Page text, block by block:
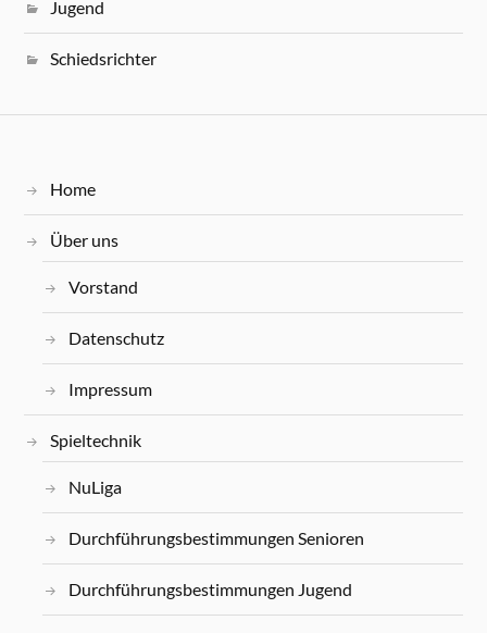
Jugend
Schiedsrichter
Home
Über uns
Vorstand
Datenschutz
Impressum
Spieltechnik
NuLiga
Durchführungsbestimmungen Senioren
Durchführungsbestimmungen Jugend